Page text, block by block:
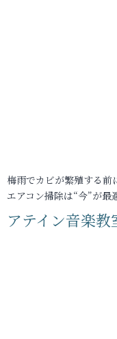
梅雨でカビが繁殖する前
エアコン掃除は“今”が最
アテイン音楽教